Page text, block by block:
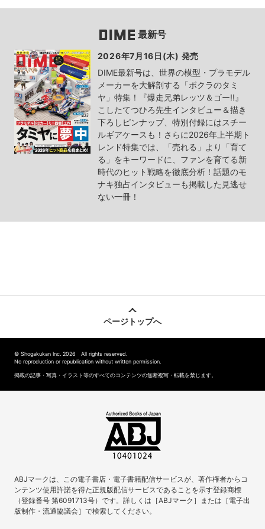
最新号
2026年7月16日(木) 発売
DIME最新号は、世界の模型・プラモデル
メーカーを大解剖する「ボクラのタミ
ヤ」特集！『爆走兄弟レッツ＆ゴー!!』
こしたてつひろ先生インタビュー＆描き
下ろしピンナップ、特別付録にはスチー
ルギアケースも！さらに2026年上半期ト
レンド特集では、「売れる」より「育て
る」をキーワードに、ファンを育てる新
時代のヒット戦略を徹底分析！話題のモ
ナキ独占インタビューも掲載した見逃せ
ない一冊！
ページトップへ
© Shogakukan Inc. 2026 All rights reserved.
No reproduction or republication without written permission.
掲載の記事・写真・イラスト等のすべてのコンテンツの無断複写・転載を禁じます。
ABJマークは、この電子書店・電子書籍配信サービスが、著作権者からコ
ンテンツ使用許諾を得た正規版配信サービスであることを示す登録商標
（登録番号 第6091713号）です。詳しくは［ABJマーク］または［電子出
版制作・流通協議会］で検索してください。